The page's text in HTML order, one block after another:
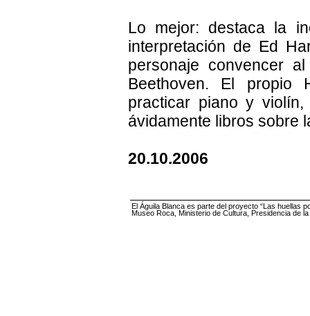
Lo mejor: destaca la
interpretación de Ed
personaje convencer
Beethoven. El propio
practicar piano y
ávidamente libros sobre
20.10.2006
El Águila Blanca es parte del proyecto “Las huellas
Museo Roca, Ministerio de Cultura, Presidencia de